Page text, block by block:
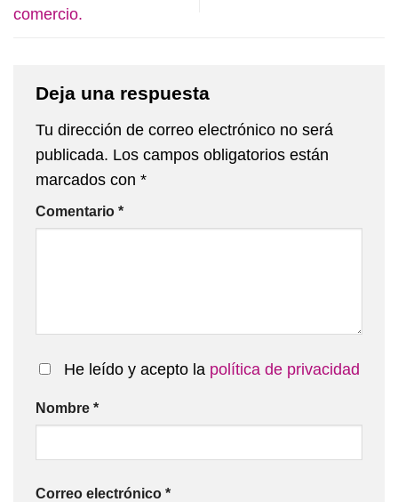
comercio.
Deja una respuesta
Tu dirección de correo electrónico no será
publicada. Los campos obligatorios están
marcados con *
Comentario *
He leído y acepto la política de privacidad
Nombre *
Correo electrónico *